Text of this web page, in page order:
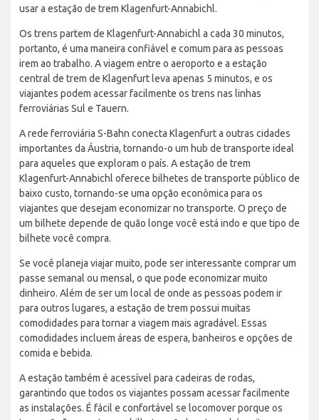
usar a estação de trem Klagenfurt-Annabichl.
Os trens partem de Klagenfurt-Annabichl a cada 30 minutos,
portanto, é uma maneira confiável e comum para as pessoas
irem ao trabalho. A viagem entre o aeroporto e a estação
central de trem de Klagenfurt leva apenas 5 minutos, e os
viajantes podem acessar facilmente os trens nas linhas
ferroviárias Sul e Tauern.
A rede ferroviária S-Bahn conecta Klagenfurt a outras cidades
importantes da Áustria, tornando-o um hub de transporte ideal
para aqueles que exploram o país. A estação de trem
Klagenfurt-Annabichl oferece bilhetes de transporte público de
baixo custo, tornando-se uma opção econômica para os
viajantes que desejam economizar no transporte. O preço de
um bilhete depende de quão longe você está indo e que tipo de
bilhete você compra.
Se você planeja viajar muito, pode ser interessante comprar um
passe semanal ou mensal, o que pode economizar muito
dinheiro. Além de ser um local de onde as pessoas podem ir
para outros lugares, a estação de trem possui muitas
comodidades para tornar a viagem mais agradável. Essas
comodidades incluem áreas de espera, banheiros e opções de
comida e bebida.
A estação também é acessível para cadeiras de rodas,
garantindo que todos os viajantes possam acessar facilmente
as instalações. É fácil e confortável se locomover porque os